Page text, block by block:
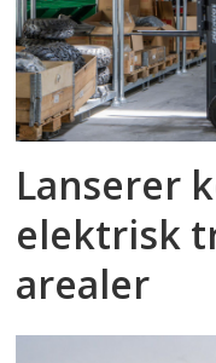
Lanserer
elektrisk
arealer